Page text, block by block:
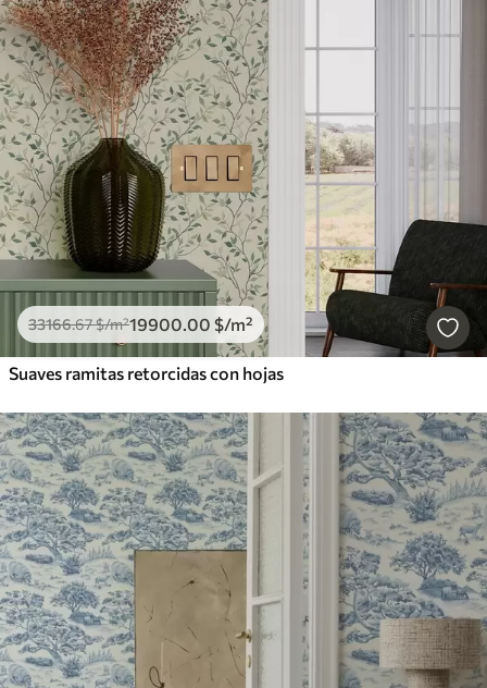
33166.67$/m²19900.00 $/m²
Suaves ramitas retorcidas con hojas